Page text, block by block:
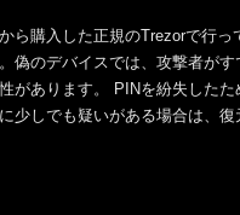
ら購入した正規のTrezorで行
偽のデバイスでは、攻撃者が
があります。 PINを紛失した
少しでも疑いがある場合は、